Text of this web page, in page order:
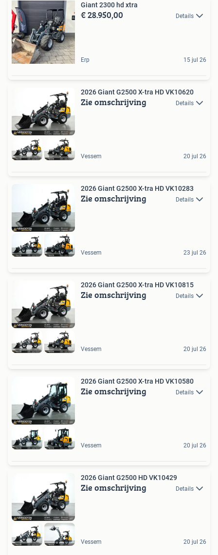
Giant 2300 hd xtra
€ 28.950,00 Details
Erp 15 jul 26
2026 Giant G2500 X-tra HD VK10620
Zie omschrijving Details
Vessem 20 jul 26
2026 Giant G2500 X-tra HD VK10283
Zie omschrijving Details
Vessem 23 jul 26
2026 Giant G2500 X-tra HD VK10815
Zie omschrijving Details
Vessem 20 jul 26
2026 Giant G2500 X-tra HD VK10580
Zie omschrijving Details
Vessem 20 jul 26
2026 Giant G2500 HD VK10429
Zie omschrijving Details
Vessem 20 jul 26